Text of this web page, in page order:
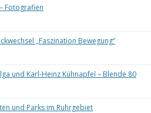
Fotografien
„Faszination Bewegung“
und Karl-Heinz Kühnapfel – Blende 80
und Parks im Ruhrgebiet